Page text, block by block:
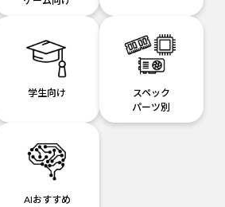
学生向け
スペック
パーツ別
AIおすすめ